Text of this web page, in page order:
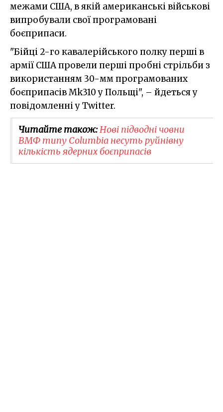
межами США, в якій американські військові
випробували свої програмовані
боєприпаси.
"Бійці 2-го кавалерійського полку перші в
армії США провели перші пробні стрільби з
використанням 30-мм програмованих
боєприпасів Mk310 у Польщі", – йдеться у
повідомленні у Twitter.
Читайте також:Нові підводні човни
ВМФ типу Columbia несуть руйнівну
кількість ядерних боєприпасів